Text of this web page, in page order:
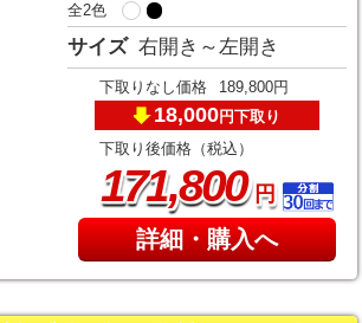
全2色
サイズ 右開き～左開き
下取りなし価格 189,800円
18,000円下取り
下取り後価格（税込）
171,800円
詳細・購入へ